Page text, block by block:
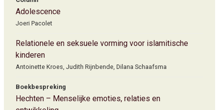
Adolescence
Joeri Pacolet
Relationele en seksuele vorming voor islamitische
kinderen
Antoinette Kroes, Judith Rijnbende, Dilana Schaafsma
Boekbespreking
Hechten – Menselijke emoties, relaties en